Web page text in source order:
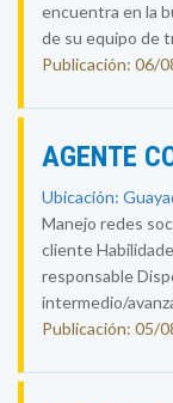
encuentra en la
de su equipo de
Publicación: 06/
AGENTE
Ubicación:
Manejo redes
cliente
responsable
intermedio/
Publicación: 05/